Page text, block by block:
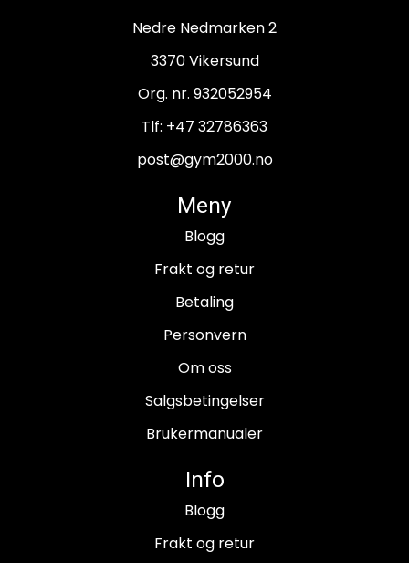
Nedre Nedmarken 2
3370 Vikersund
Org. nr. 932052954
Tlf: +47 32786363
post@gym2000.no
Meny
Blogg
Frakt og retur
Betaling
Personvern
Om oss
Salgsbetingelser
Brukermanualer
Info
Blogg
Frakt og retur